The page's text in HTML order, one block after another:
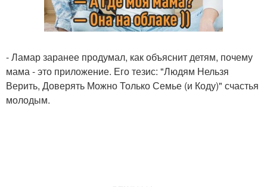
- Ламар заранее продумал, как объяснит детям, почему
мама - это приложение. Его тезис: "Людям Нельзя
Верить, Доверять Можно Только Семье (и Коду)" счастья
молодым.